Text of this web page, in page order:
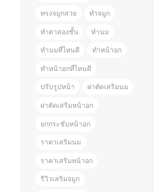
ทรงจมูกสวย ทำจมูก
ทำตาสองชั้น ทำนม
ทำนมที่ไหนดี ทำหน้าอก
ทำหน้าอกที่ไหนดี
ปรับรูปหน้า ผ่าตัดเสริมนม
ผ่าตัดเสริมหน้าอก
ยกกระชับหน้าอก
ราคาเสริมนม
ราคาเสริมหน้าอก
รีวิวเสริมจมูก